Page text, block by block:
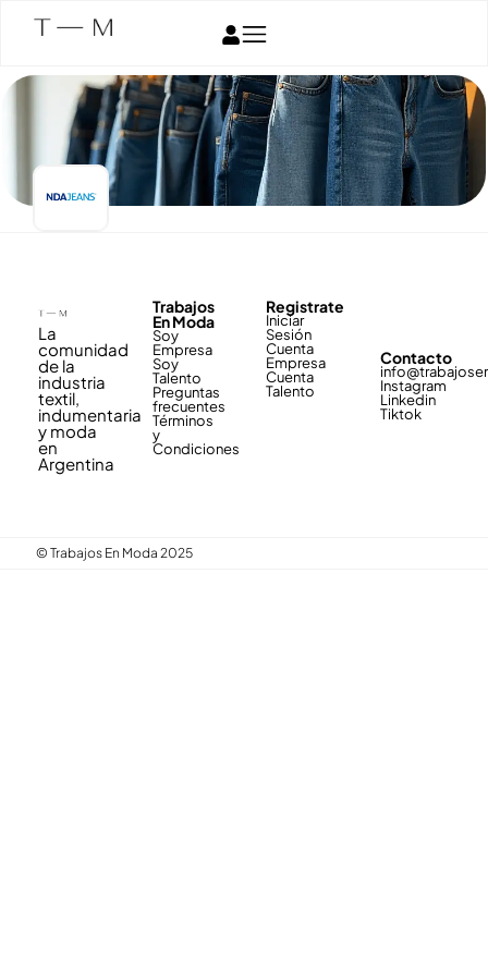
La
comunidad
de la
industria
textil,
indumentaria
y moda
en
Argentina
Trabajos
En Moda
Soy
Empresa
Soy
Talento
Preguntas
frecuentes
Términos
y
Condiciones
Registrate
Iniciar
Sesión
Cuenta
Empresa
Cuenta
Talento
Contacto
Instagram
Linkedin
Tiktok
© Trabajos En Moda 2025